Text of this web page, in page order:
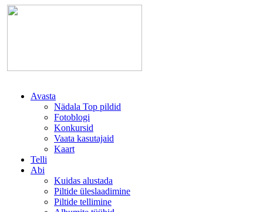
Avasta
Nädala Top pildid
Fotoblogi
Konkursid
Vaata kasutajaid
Kaart
Telli
Abi
Kuidas alustada
Piltide üleslaadimine
Piltide tellimine